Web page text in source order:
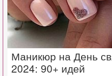
Маникюр на День
2024: 90+ идей